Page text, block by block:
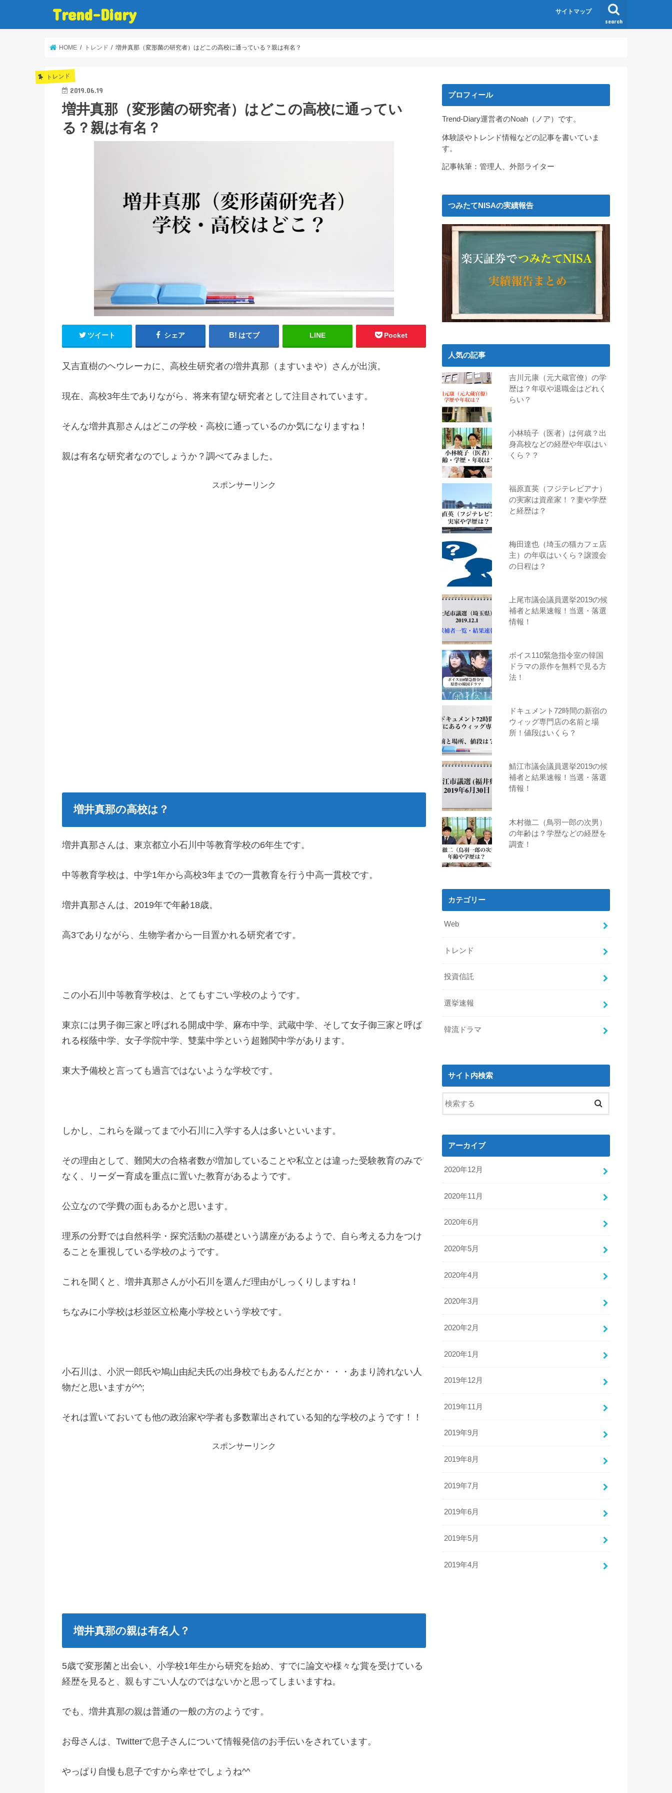
Trend-Diary search
サイトマップ
HOME トレンド 増井真那（変形菌の研究者）はどこの高校に通っている？親は有名？
トレンド
2019.06.19
増井真那（変形菌の研究者）はどこの高校に通ってい
る？親は有名？
ツイート シェア はてブ LINE Pocket
又吉直樹のヘウレーカに、高校生研究者の増井真那（ますいまや）さんが出演。
現在、高校3年生でありながら、将来有望な研究者として注目されています。
そんな増井真那さんはどこの学校・高校に通っているのか気になりますね！
親は有名な研究者なのでしょうか？調べてみました。
スポンサーリンク
増井真那の高校は？
増井真那さんは、東京都立小石川中等教育学校の6年生です。
中等教育学校は、中学1年から高校3年までの一貫教育を行う中高一貫校です。
増井真那さんは、2019年で年齢18歳。
高3でありながら、生物学者から一目置かれる研究者です。
この小石川中等教育学校は、とてもすごい学校のようです。
東京には男子御三家と呼ばれる開成中学、麻布中学、武蔵中学、そして女子御三家と呼ば
れる桜蔭中学、女子学院中学、雙葉中学という超難関中学があります。
東大予備校と言っても過言ではないような学校です。
しかし、これらを蹴ってまで小石川に入学する人は多いといいます。
その理由として、難関大の合格者数が増加していることや私立とは違った受験教育のみで
なく、リーダー育成を重点に置いた教育があるようです。
公立なので学費の面もあるかと思います。
理系の分野では自然科学・探究活動の基礎という講座があるようで、自ら考える力をつけ
ることを重視している学校のようです。
これを聞くと、増井真那さんが小石川を選んだ理由がしっくりしますね！
ちなみに小学校は杉並区立松庵小学校という学校です。
小石川は、小沢一郎氏や鳩山由紀夫氏の出身校でもあるんだとか・・・あまり誇れない人
物だと思いますが^^;
それは置いておいても他の政治家や学者も多数輩出されている知的な学校のようです！！
スポンサーリンク
増井真那の親は有名人？
5歳で変形菌と出会い、小学校1年生から研究を始め、すでに論文や様々な賞を受けている
経歴を見ると、親もすごい人なのではないかと思ってしまいますね。
でも、増井真那の親は普通の一般の方のようです。
お母さんは、Twitterで息子さんについて情報発信のお手伝いをされています。
やっぱり自慢も息子ですから幸せでしょうね^^
プロフィール
Trend-Diary運営者のNoah（ノア）です。
体験談やトレンド情報などの記事を書いていま
す。
記事執筆：管理人、外部ライター
つみたてNISAの実績報告
人気の記事
吉川元康（元大蔵官僚）の学
歴は？年収や退職金はどれく
らい？
小林暁子（医者）は何歳？出
身高校などの経歴や年収はい
くら？？
福原直英（フジテレビアナ）
の実家は資産家！？妻や学歴
と経歴は？
梅田達也（埼玉の猫カフェ店
主）の年収はいくら？譲渡会
の日程は？
上尾市議会議員選挙2019の候
補者と結果速報！当選・落選
情報！
ボイス110緊急指令室の韓国
ドラマの原作を無料で見る方
法！
ドキュメント72時間の新宿の
ウィッグ専門店の名前と場
所！値段はいくら？
鯖江市議会議員選挙2019の候
補者と結果速報！当選・落選
情報！
木村徹二（鳥羽一郎の次男）
の年齢は？学歴などの経歴を
調査！
カテゴリー
Web
トレンド
投資信託
選挙速報
韓流ドラマ
サイト内検索
アーカイブ
2020年12月
2020年11月
2020年6月
2020年5月
2020年4月
2020年3月
2020年2月
2020年1月
2019年12月
2019年11月
2019年9月
2019年8月
2019年7月
2019年6月
2019年5月
2019年4月